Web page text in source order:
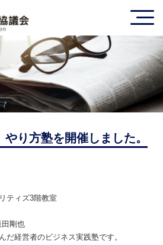
やり方塾を開催しました。
ティズ3階教室
剛也
だ経営者のビジネス実践塾です。